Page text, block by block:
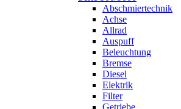
Abschmiertechnik
Achse
Allrad
Auspuff
Beleuchtung
Bremse
Diesel
Elektrik
Filter
Getriebe